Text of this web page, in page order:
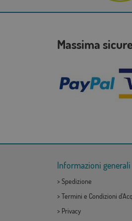
Massima
Informazioni generali
> Spedizione
> Termini e Condizioni
> Privacy